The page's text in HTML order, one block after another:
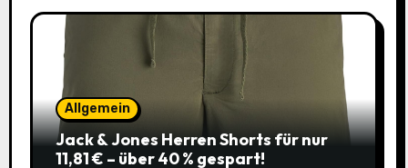
Allgemein
Jack & Jones Herren Shorts für nur
11,81 € – über 40 % gespart!